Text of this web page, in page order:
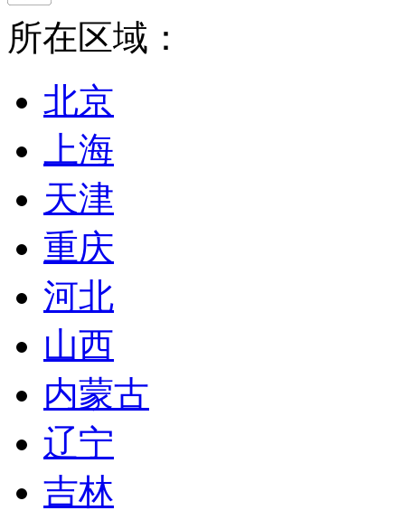
所在区域：
北京
上海
天津
重庆
河北
山西
内蒙古
辽宁
吉林